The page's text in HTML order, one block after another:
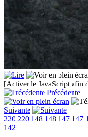
[Activer le JavaScript afin
Précédente
Suivante
220 220 148 148 147 147
142